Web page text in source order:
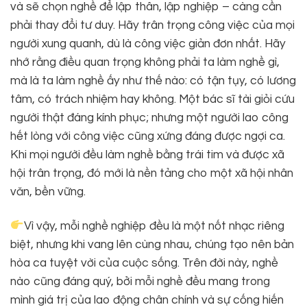
và sẽ chọn nghề để lập thân, lập nghiệp – càng cần
phải thay đổi tư duy. Hãy trân trọng công việc của mọi
người xung quanh, dù là công việc giản đơn nhất. Hãy
nhớ rằng điều quan trọng không phải ta làm nghề gì,
mà là ta làm nghề ấy như thế nào: có tận tụy, có lương
tâm, có trách nhiệm hay không. Một bác sĩ tài giỏi cứu
người thật đáng kính phục; nhưng một người lao công
hết lòng với công việc cũng xứng đáng được ngợi ca.
Khi mọi người đều làm nghề bằng trái tim và được xã
hội trân trọng, đó mới là nền tảng cho một xã hội nhân
văn, bền vững.
Vì vậy, mỗi nghề nghiệp đều là một nốt nhạc riêng
biệt, nhưng khi vang lên cùng nhau, chúng tạo nên bản
hòa ca tuyệt vời của cuộc sống. Trên đời này, nghề
nào cũng đáng quý, bởi mỗi nghề đều mang trong
mình giá trị của lao động chân chính và sự cống hiến